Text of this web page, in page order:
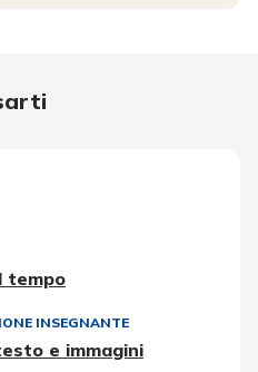
tempo
INSEGNANTE
e immagini